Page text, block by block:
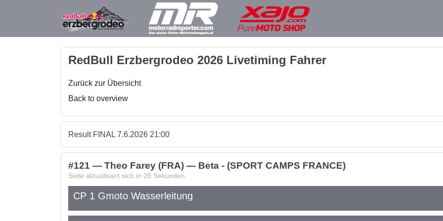
RedBull Erzbergrodeo 2026 Livetiming Fahrer
Zurück zur Übersicht
Back to overview
Result FINAL 7.6.2026 21:00
#121 — Theo Farey (FRA) — Beta - (SPORT CAMPS FRANCE)
Seite aktualisiert sich in 26 Sekunden
CP 1 Gmoto Wasserleitung